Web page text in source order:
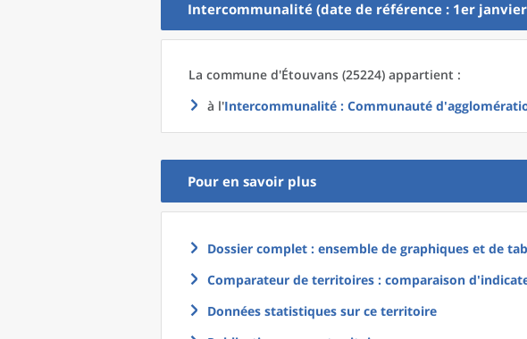
Intercommunalité (date de référence : 1er
La commune d'Étouvans (25224) appartient :
à l'Intercommunalité : Communauté
Pour en savoir plus
Dossier complet : ensemble de graphiques et de
Comparateur de territoires : comparaison
Données statistiques sur ce territoire